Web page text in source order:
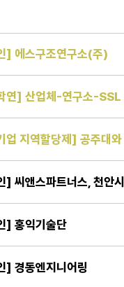
] 에스구조연구소(주)
연] 산업체-연구소-SSL
업 지역할당제] 공주대
] 씨앤스파트너스, 천안
] 홍익기술단
] 경동엔지니어링